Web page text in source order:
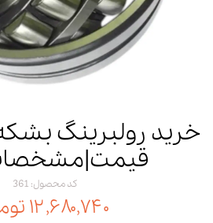
کد محصول: 361
۱۲,۶۸۰,۷۴۰ تومان